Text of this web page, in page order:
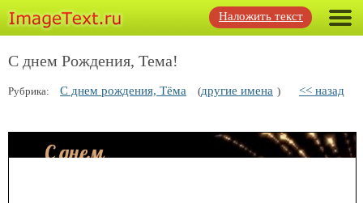
Наложить текст
С днем Рождения, Тема!
Рубрика: С днем рождения, Тёма (другие имена ) << назад